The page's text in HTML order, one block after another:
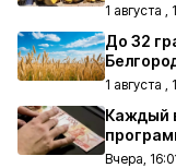
1 августа ,
До 32
1 августа ,
Каждый
Вчера,